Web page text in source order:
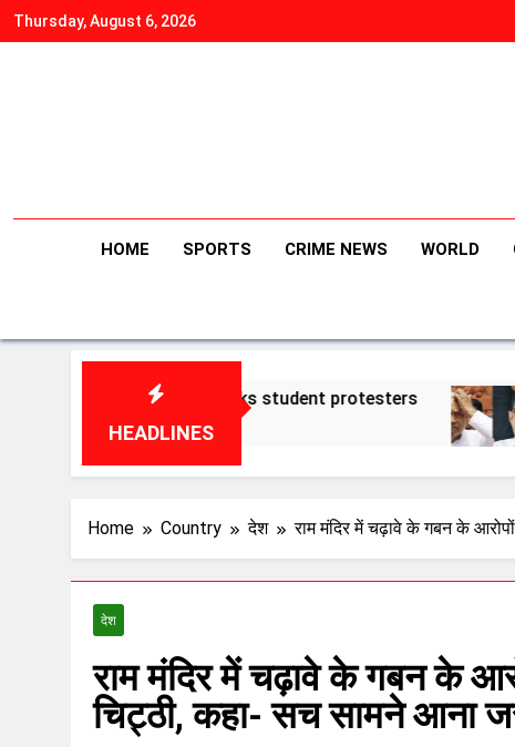
Skip
to
Thursday, August 6, 2026
HOME SPORTS CRIME NEWS WORLD
HEADLINES
Gandhi backs student protesters नीतीश के हटने
August 5, 2026
Home Country देश राम मंदिर में चढ़ावे के गबन के
देश
राम मंदिर में चढ़ावे के गबन के
चिट्ठी, कहा- सच सामने आना